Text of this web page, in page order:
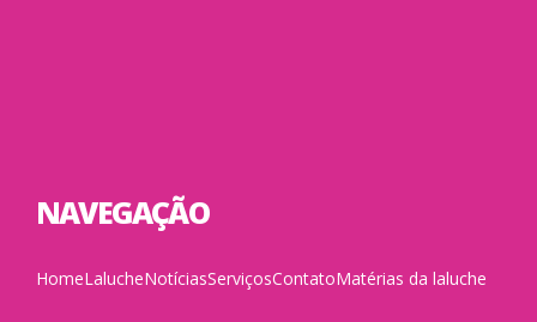
NAVEGAÇÃO
HomeLalucheNotíciasServiçosContatoMatérias da laluche